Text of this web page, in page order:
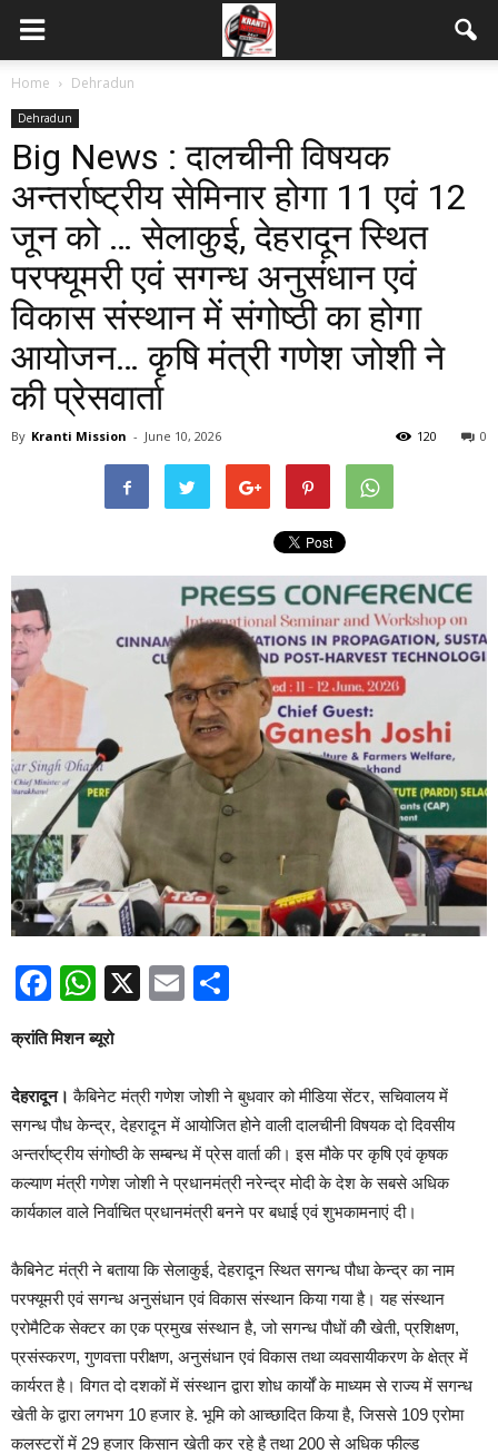
Home Dehradun
Dehradun
Big News : दालचीनी विषयक
अन्तर्राष्ट्रीय सेमिनार होगा 11 एवं 12
जून को … सेलाकुई, देहरादून स्थित
परफ्यूमरी एवं सगन्ध अनुसंधान एवं
विकास संस्थान में संगोष्ठी का होगा
आयोजन… कृषि मंत्री गणेश जोशी ने
की प्रेसवार्ता
By Kranti Mission - June 10, 2026 0
120
Facebook
WhatsApp
X Email
क्रांति मिशन ब्यूरो
देहरादून। कैबिनेट मंत्री गणेश जोशी ने बुधवार को मीडिया सेंटर, सचिवालय में
सगन्ध पौध केन्द्र, देहरादून में आयोजित होने वाली दालचीनी विषयक दो दिवसीय
अन्तर्राष्ट्रीय संगोष्ठी के सम्बन्ध में प्रेस वार्ता की। इस मौके पर कृषि एवं कृषक
कल्याण मंत्री गणेश जोशी ने प्रधानमंत्री नरेन्द्र मोदी के देश के सबसे अधिक
कार्यकाल वाले निर्वाचित प्रधानमंत्री बनने पर बधाई एवं शुभकामनाएं दी।
कैबिनेट मंत्री ने बताया कि सेलाकुई, देहरादून स्थित सगन्ध पौधा केन्द्र का नाम
परफ्यूमरी एवं सगन्ध अनुसंधान एवं विकास संस्थान किया गया है। यह संस्थान
एरोमैटिक सेक्टर का एक प्रमुख संस्थान है, जो सगन्ध पौधों कीे खेती, प्रशिक्षण,
प्रसंस्करण, गुणवत्ता परीक्षण, अनुसंधान एवं विकास तथा व्यवसायीकरण के क्षेत्र में
कार्यरत है। विगत दो दशकों में संस्थान द्वारा शोध कार्यों के माध्यम से राज्य में सगन्ध
खेती के द्वारा लगभग 10 हजार हे. भूमि को आच्छादित किया है, जिससे 109 एरोमा
कलस्टरों में 29 हजार किसान खेती कर रहे है तथा 200 से अधिक फील्ड